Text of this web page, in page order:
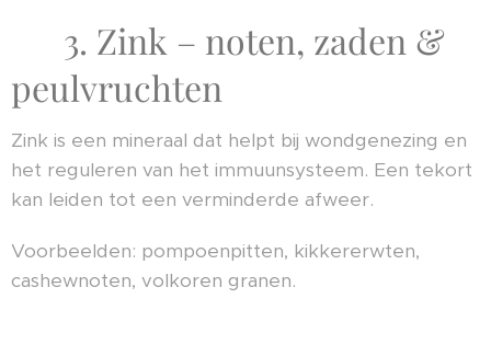
🥜 3. Zink – noten, zaden &
peulvruchten
Zink is een mineraal dat helpt bij wondgenezing en
het reguleren van het immuunsysteem. Een tekort
kan leiden tot een verminderde afweer.
Voorbeelden: pompoenpitten, kikkererwten,
cashewnoten, volkoren granen.